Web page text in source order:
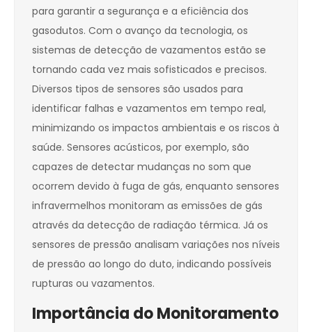
para garantir a segurança e a eficiência dos
gasodutos. Com o avanço da tecnologia, os
sistemas de detecção de vazamentos estão se
tornando cada vez mais sofisticados e precisos.
Diversos tipos de sensores são usados para
identificar falhas e vazamentos em tempo real,
minimizando os impactos ambientais e os riscos à
saúde. Sensores acústicos, por exemplo, são
capazes de detectar mudanças no som que
ocorrem devido à fuga de gás, enquanto sensores
infravermelhos monitoram as emissões de gás
através da detecção de radiação térmica. Já os
sensores de pressão analisam variações nos níveis
de pressão ao longo do duto, indicando possíveis
rupturas ou vazamentos.
Importância do Monitoramento